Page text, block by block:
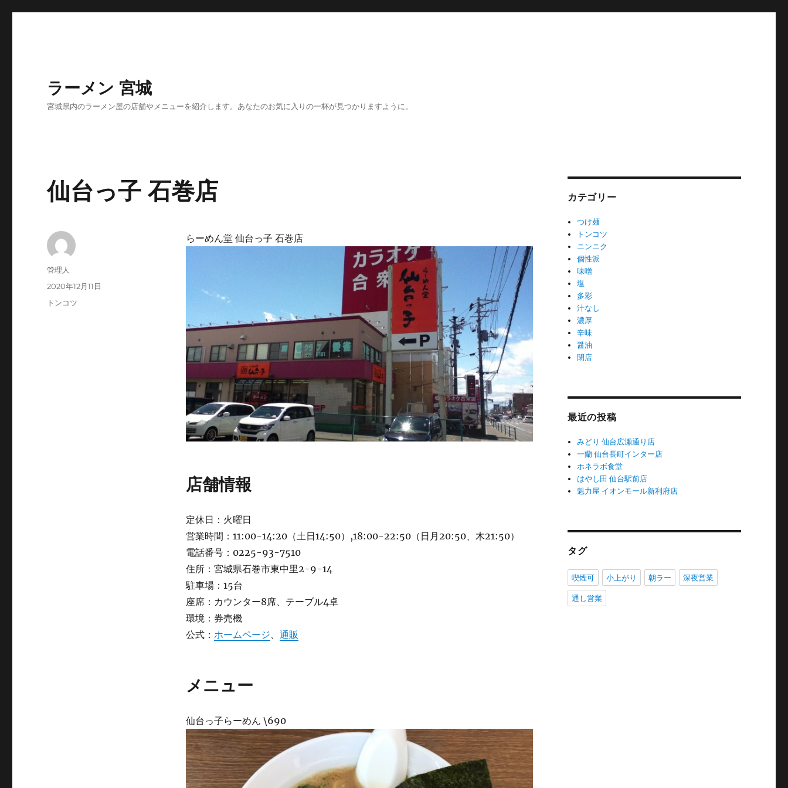
ラーメン 宮城
宮城県内のラーメン屋の店舗やメニューを紹介します。あなたのお気に入りの一杯が見つかりますように。
仙台っ子 石巻店
らーめん堂 仙台っ子 石巻店
店舗情報
定休日：火曜日
営業時間：11:00-14:20（土日14:50）,18:00-22:50（日月20:50、木21:50）
電話番号：0225-93-7510
住所：宮城県石巻市東中里2-9-14
駐車場：15台
座席：カウンター8席、テーブル4卓
環境：券売機
公式： ホームページ 通販
メニュー
仙台っ子らーめん \690
投
管理人
投
稿
2020年12月11日
カ
トンコツ
カテゴリー
つけ麺
トンコツ
ニンニク
個性派
味噌
塩
多彩
汁なし
濃厚
辛味
醤油
閉店
最近の投稿
みどり 仙台広瀬通り店
一蘭 仙台長町インター店
ホネラボ食堂
はやし田 仙台駅前店
魁力屋 イオンモール新利府店
タグ
喫煙可 小上がり 朝ラー 深夜営業
通し営業